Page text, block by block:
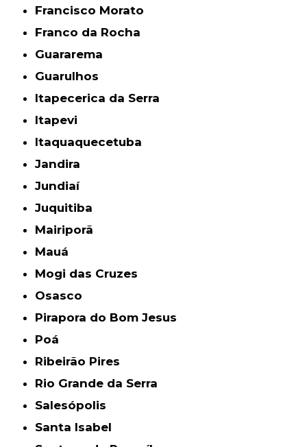
Francisco Morato
Franco da Rocha
Guararema
Guarulhos
Itapecerica da Serra
Itapevi
Itaquaquecetuba
Jandira
Jundiaí
Juquitiba
Mairiporã
Mauá
Mogi das Cruzes
Osasco
Pirapora do Bom Jesus
Poá
Ribeirão Pires
Rio Grande da Serra
Salesópolis
Santa Isabel